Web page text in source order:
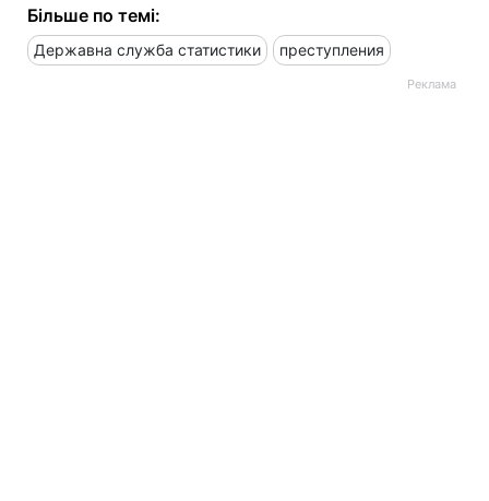
Більше по темі:
Державна служба статистики преступления